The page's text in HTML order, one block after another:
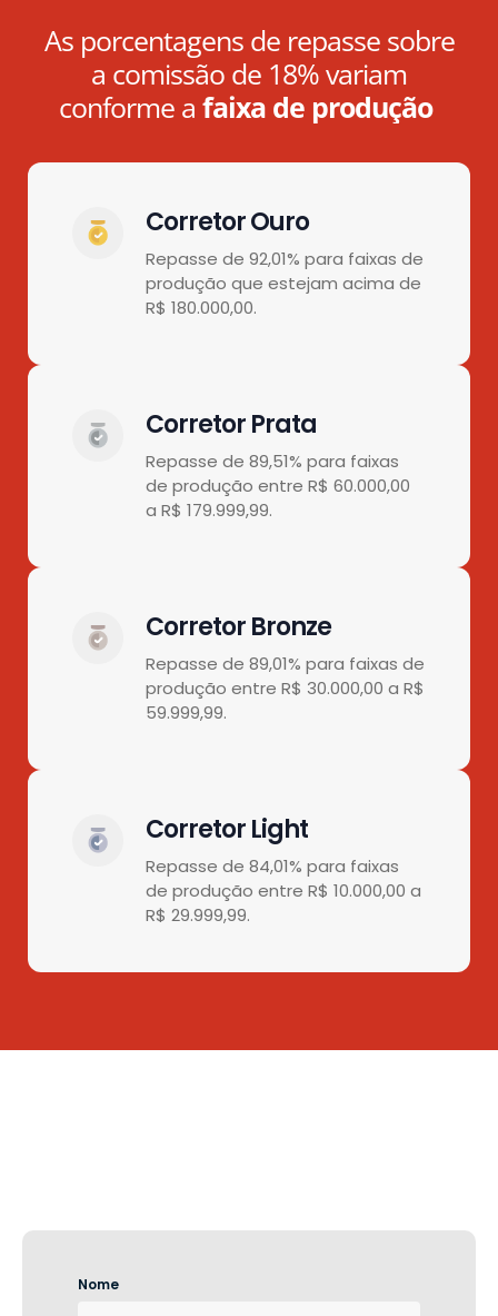
As porcentagens de repasse sobre
a comissão de 18% variam
conforme a faixa de produção
Corretor Ouro
Repasse de 92,01% para faixas de
produção que estejam acima de
R$ 180.000,00.
Corretor Prata
Repasse de 89,51% para faixas
de produção entre R$ 60.000,00
a R$ 179.999,99.
Corretor Bronze
Repasse de 89,01% para faixas de
produção entre R$ 30.000,00 a R$
59.999,99.
Corretor Light
Repasse de 84,01% para faixas
de produção entre R$ 10.000,00 a
R$ 29.999,99.
Nome